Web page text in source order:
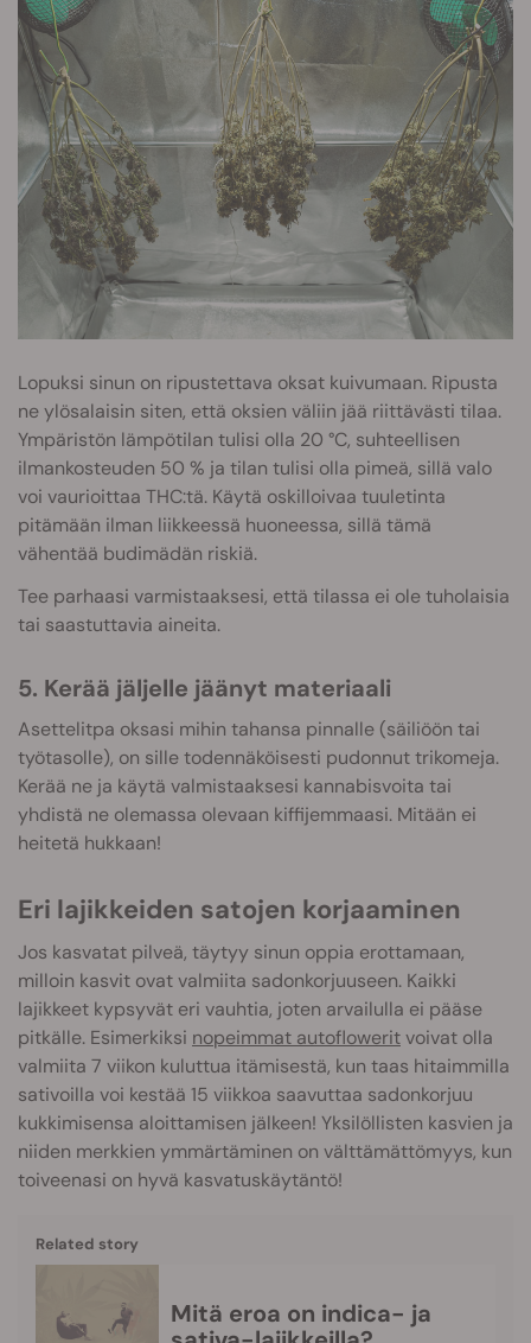
Lopuksi sinun on ripustettava oksat kuivumaan. Ripusta
ne ylösalaisin siten, että oksien väliin jää riittävästi tilaa.
Ympäristön lämpötilan tulisi olla 20 °C, suhteellisen
ilmankosteuden 50 % ja tilan tulisi olla pimeä, sillä valo
voi vaurioittaa THC:tä. Käytä oskilloivaa tuuletinta
pitämään ilman liikkeessä huoneessa, sillä tämä
vähentää budimädän riskiä.
Tee parhaasi varmistaaksesi, että tilassa ei ole tuholaisia
tai saastuttavia aineita.
5. Kerää jäljelle jäänyt materiaali
Asettelitpa oksasi mihin tahansa pinnalle (säiliöön tai
työtasolle), on sille todennäköisesti pudonnut trikomeja.
Kerää ne ja käytä valmistaaksesi kannabisvoita tai
yhdistä ne olemassa olevaan kiffijemmaasi. Mitään ei
heitetä hukkaan!
Eri lajikkeiden satojen korjaaminen
Jos kasvatat pilveä, täytyy sinun oppia erottamaan,
milloin kasvit ovat valmiita sadonkorjuuseen. Kaikki
lajikkeet kypsyvät eri vauhtia, joten arvailulla ei pääse
pitkälle. Esimerkiksi nopeimmat autofloweritvoivat olla
valmiita 7 viikon kuluttua itämisestä, kun taas hitaimmilla
sativoilla voi kestää 15 viikkoa saavuttaa sadonkorjuu
kukkimisensa aloittamisen jälkeen! Yksilöllisten kasvien ja
niiden merkkien ymmärtäminen on välttämättömyys, kun
toiveenasi on hyvä kasvatuskäytäntö!
Related story
Mitä eroa on indica- ja